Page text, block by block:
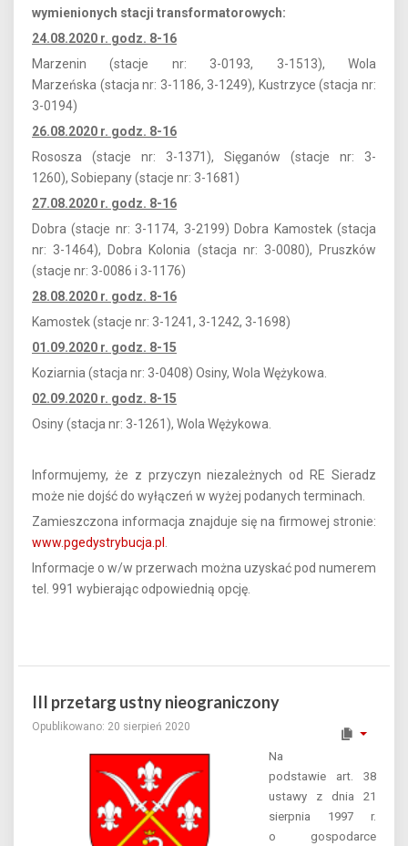
wymienionych stacji transformatorowych:
24.08.2020 r. godz. 8-16
Marzenin (stacje nr: 3-0193, 3-1513), Wola
Marzeńska (stacja nr: 3-1186, 3-1249), Kustrzyce(stacja nr:
3-0194)
26.08.2020 r. godz. 8-16
Rososza (stacje nr: 3-1371), Sięganów (stacje nr: 3-
1260), Sobiepany(stacje nr: 3-1681)
27.08.2020 r. godz. 8-16
Dobra (stacje nr: 3-1174, 3-2199) Dobra Kamostek (stacja
nr: 3-1464), Dobra Kolonia (stacja nr: 3-0080), Pruszków
(stacje nr: 3-0086 i 3-1176)
28.08.2020 r. godz. 8-16
Kamostek (stacje nr: 3-1241, 3-1242, 3-1698)
01.09.2020 r. godz. 8-15
Koziarnia (stacja nr: 3-0408) Osiny, Wola Wężykowa.
02.09.2020 r. godz. 8-15
Osiny (stacja nr: 3-1261), Wola Wężykowa.
Informujemy, że z przyczyn niezależnych od RE Sieradz
może nie dojść do wyłączeń w wyżej podanych terminach.
Zamieszczona informacja znajduje się na firmowej stronie:
www.pgedystrybucja.pl
Informacje o w/w przerwach można uzyskać pod numerem
tel. 991 wybierając odpowiednią opcję.
III przetarg ustny nieograniczony
Opublikowano: 20 sierpień 2020
Na
podstawie art. 38
ustawy z dnia 21
sierpnia 1997 r.
o gospodarce